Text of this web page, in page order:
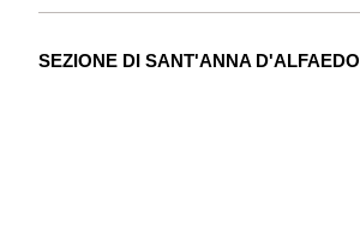
SEZIONE DI SANT'ANNA D'ALFAEDO